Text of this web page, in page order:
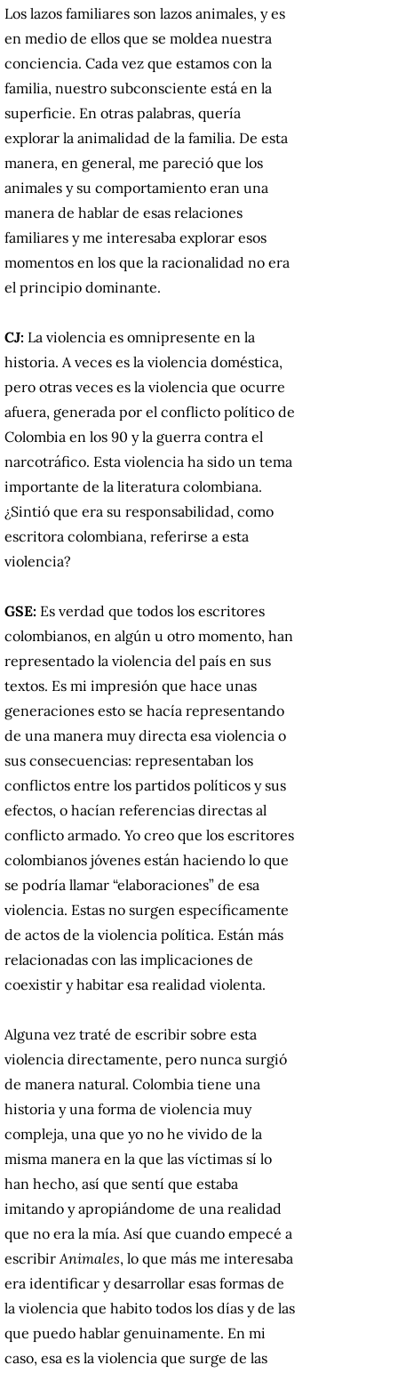
Los lazos familiares son lazos animales, y es
en medio de ellos que se moldea nuestra
conciencia. Cada vez que estamos con la
familia, nuestro subconsciente está en la
superficie. En otras palabras, quería
explorar la animalidad de la familia. De esta
manera, en general, me pareció que los
animales y su comportamiento eran una
manera de hablar de esas relaciones
familiares y me interesaba explorar esos
momentos en los que la racionalidad no era
el principio dominante.
CJ: La violencia es omnipresente en la
historia. A veces es la violencia doméstica,
pero otras veces es la violencia que ocurre
afuera, generada por el conflicto político de
Colombia en los 90 y la guerra contra el
narcotráfico. Esta violencia ha sido un tema
importante de la literatura colombiana.
¿Sintió que era su responsabilidad, como
escritora colombiana, referirse a esta
violencia?
GSE: Es verdad que todos los escritores
colombianos, en algún u otro momento, han
representado la violencia del país en sus
textos. Es mi impresión que hace unas
generaciones esto se hacía representando
de una manera muy directa esa violencia o
sus consecuencias: representaban los
conflictos entre los partidos políticos y sus
efectos, o hacían referencias directas al
conflicto armado. Yo creo que los escritores
colombianos jóvenes están haciendo lo que
se podría llamar “elaboraciones” de esa
violencia. Estas no surgen específicamente
de actos de la violencia política. Están más
relacionadas con las implicaciones de
coexistir y habitar esa realidad violenta.
Alguna vez traté de escribir sobre esta
violencia directamente, pero nunca surgió
de manera natural. Colombia tiene una
historia y una forma de violencia muy
compleja, una que yo no he vivido de la
misma manera en la que las víctimas sí lo
han hecho, así que sentí que estaba
imitando y apropiándome de una realidad
que no era la mía. Así que cuando empecé a
escribirAnimales, lo que más me interesaba
era identificar y desarrollar esas formas de
la violencia que habito todos los días y de las
que puedo hablar genuinamente. En mi
caso, esa es la violencia que surge de las